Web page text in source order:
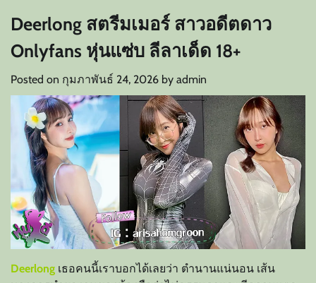
Deerlong สตรีมเมอร์ สาวอดีตดาว
Onlyfans หุ่นแซ่บ ลีลาเด็ด 18+
Posted on กุมภาพันธ์ 24, 2026 by admin
Deerlong เธอคนนี้เราบอกได้เลยว่า ตำนานแน่นอน เส้น